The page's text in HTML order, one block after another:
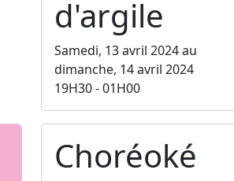
d'argile
Samedi, 13 avril 2024 au
dimanche, 14 avril 2024
19H30 - 01H00
Choréoké